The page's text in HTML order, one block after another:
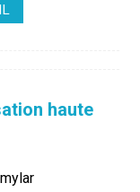
haute